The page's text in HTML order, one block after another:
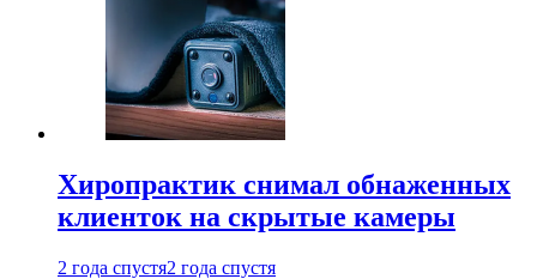
Хиропрактик снимал обнаженных
клиенток на скрытые камеры
2 года спустя2 года спустя